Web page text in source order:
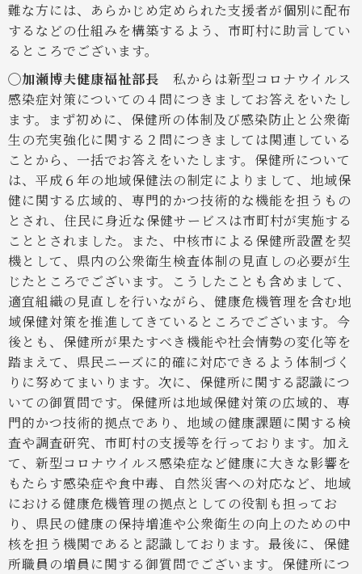
難な方には、あらかじめ定められた支援者が個別に配布
するなどの仕組みを構築するよう、市町村に助言してい
るところでございます。
◯加瀬博夫健康福祉部長 私からは新型コロナウイルス
感染症対策についての４問につきましてお答えをいたし
ます。まず初めに、保健所の体制及び感染防止と公衆衛
生の充実強化に関する２問につきましては関連している
ことから、一括でお答えをいたします。保健所について
は、平成６年の地域保健法の制定によりまして、地域保
健に関する広域的、専門的かつ技術的な機能を担うもの
とされ、住民に身近な保健サービスは市町村が実施する
こととされました。また、中核市による保健所設置を契
機として、県内の公衆衛生検査体制の見直しの必要が生
じたところでございます。こうしたことも含めまして、
適宜組織の見直しを行いながら、健康危機管理を含む地
域保健対策を推進してきているところでございます。今
後とも、保健所が果たすべき機能や社会情勢の変化等を
踏まえて、県民ニーズに的確に対応できるよう体制づく
りに努めてまいります。次に、保健所に関する認識につ
いての御質問です。保健所は地域保健対策の広域的、専
門的かつ技術的拠点であり、地域の健康課題に関する検
査や調査研究、市町村の支援等を行っております。加え
て、新型コロナウイルス感染症など健康に大きな影響を
もたらす感染症や食中毒、自然災害への対応など、地域
における健康危機管理の拠点としての役割も担ってお
り、県民の健康の保持増進や公衆衛生の向上のための中
核を担う機関であると認識しております。最後に、保健
所職員の増員に関する御質問でございます。保健所につ